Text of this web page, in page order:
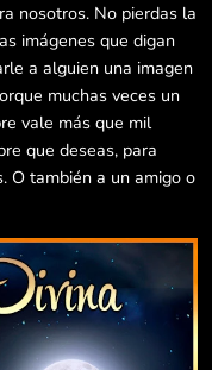
nosotros. No pierdas la
imágenes que digan
a alguien una imagen
muchas veces un
vale más que mil
que deseas, para
O también a un amigo o